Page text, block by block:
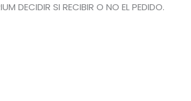
DECIDIR SI RECIBIR O NO EL PEDIDO.